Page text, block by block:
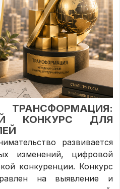
КОНКУРС ДЛЯ
развивается
изменений, цифровой
конкуренции. Конкурс
на выявление и